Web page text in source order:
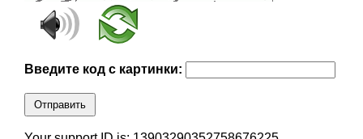
Введите код с картинки:
Отправить